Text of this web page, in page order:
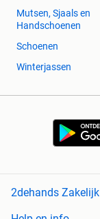
Mutsen, Sjaals en
Handschoenen
Schoenen
Winterjassen
2dehands Zakelijk